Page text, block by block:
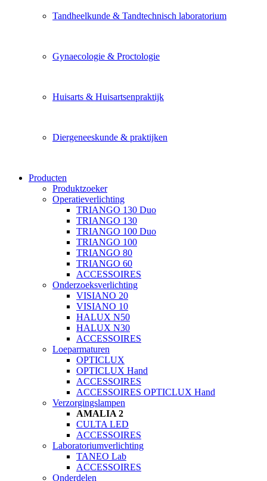
Tandheelkunde & Tandtechnisch laboratorium
Gynaecologie & Proctologie
Huisarts & Huisartsenpraktijk
Diergeneeskunde & praktijken
Producten
Produktzoeker
Operatieverlichting
TRIANGO 130 Duo
TRIANGO 130
TRIANGO 100 Duo
TRIANGO 100
TRIANGO 80
TRIANGO 60
ACCESSOIRES
Onderzoeksverlichting
VISIANO 20
VISIANO 10
HALUX N50
HALUX N30
ACCESSOIRES
Loeparmaturen
OPTICLUX
OPTICLUX Hand
ACCESSOIRES
ACCESSOIRES OPTICLUX Hand
Verzorgingslampen
AMALIA 2
CULTA LED
ACCESSOIRES
Laboratoriumverlichting
TANEO Lab
ACCESSOIRES
Onderdelen